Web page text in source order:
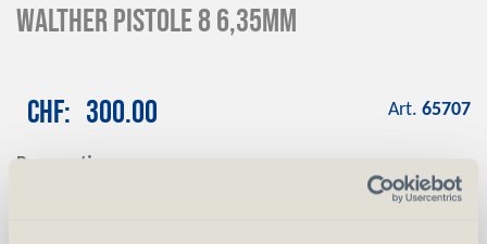
Walther Pistole 8 6,35mm
CHF 300.00
Reservation
Art. 65707